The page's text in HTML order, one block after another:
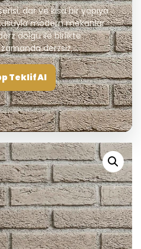
dar ve kısa bir yapıya
modern mekanlar
dolgu ile birlikte
derzsiz,...
Teklif Al